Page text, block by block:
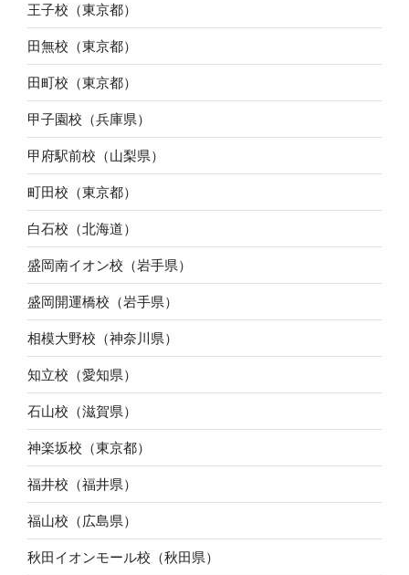
王子校（東京都）
田無校（東京都）
田町校（東京都）
甲子園校（兵庫県）
甲府駅前校（山梨県）
町田校（東京都）
白石校（北海道）
盛岡南イオン校（岩手県）
盛岡開運橋校（岩手県）
相模大野校（神奈川県）
知立校（愛知県）
石山校（滋賀県）
神楽坂校（東京都）
福井校（福井県）
福山校（広島県）
秋田イオンモール校（秋田県）